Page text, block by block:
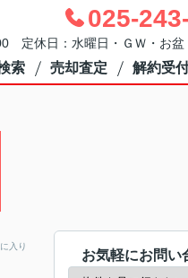
025-
定休日：水曜日・ＧＷ・お盆
索 売却査定 解約受
入り
お気軽にお問い